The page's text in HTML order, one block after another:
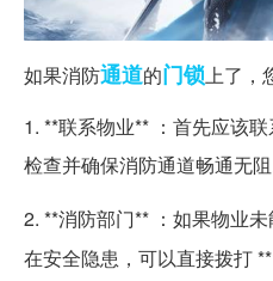
如果消防通道的门锁上了，
1. **联系物业** ：首先应该
检查并确保消防通道畅通无阻
2. **消防部门** ：如果物业
在安全隐患，可以直接拨打